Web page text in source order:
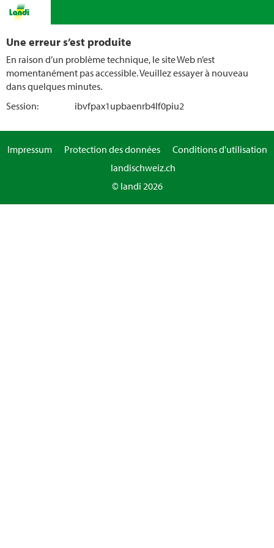
Une erreur s’est produite
En raison d’un problème technique, le site Web n’est
momentanément pas accessible. Veuillez essayer à nouveau
dans quelques minutes.
Session:
ibvfpax1upbaenrb4lf0piu2
Impressum Protection des données
Conditions d'utilisation
landischweiz.ch
© landi 2026